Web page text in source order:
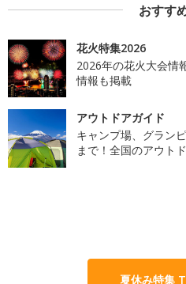
おすす
花火特集2026
2026年の花火大会情
情報も掲載
アウトドアガイド
キャンプ場、グラン
まで！全国のアウト
夏休み特集